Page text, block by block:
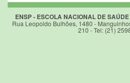
ENSP - ESCOLA NACIONAL DE
Rua Leopoldo Bulhões, 1480 -
210 - Tel: (21)